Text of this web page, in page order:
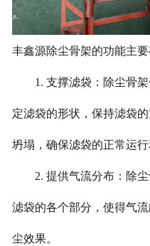
丰鑫源除尘骨架的功能主要
1. 支撑滤袋：除尘骨架
定滤袋的形状，保持滤袋
坍塌，确保滤袋的正常运行
2. 提供气流分布：除尘
滤袋的各个部分，使得气
尘效果。